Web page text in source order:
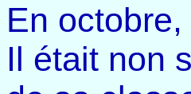
En
Il était non